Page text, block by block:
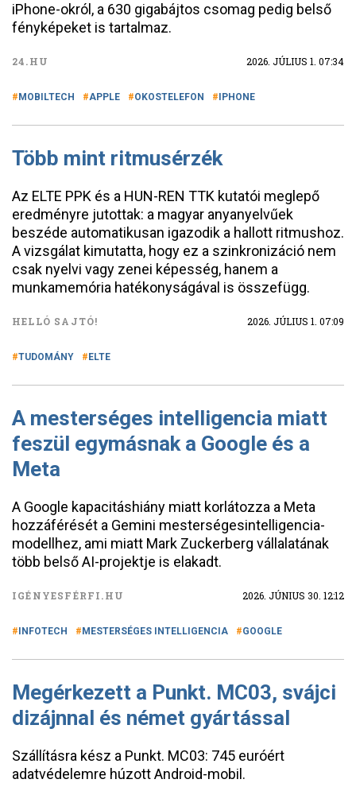
iPhone-okról, a 630 gigabájtos csomag pedig belső
fényképeket is tartalmaz.
24.HU 2026. JÚLIUS 1. 07:34
MOBILTECH APPLE OKOSTELEFON IPHONE
Több mint ritmusérzék
Az ELTE PPK és a HUN-REN TTK kutatói meglepő
eredményre jutottak: a magyar anyanyelvűek
beszéde automatikusan igazodik a hallott ritmushoz.
A vizsgálat kimutatta, hogy ez a szinkronizáció nem
csak nyelvi vagy zenei képesség, hanem a
munkamemória hatékonyságával is összefügg.
HELLÓ SAJTÓ! 2026. JÚLIUS 1. 07:09
TUDOMÁNY ELTE
A mesterséges intelligencia miatt
feszül egymásnak a Google és a
Meta
A Google kapacitáshiány miatt korlátozza a Meta
hozzáférését a Gemini mesterségesintelligencia-
modellhez, ami miatt Mark Zuckerberg vállalatának
több belső AI-projektje is elakadt.
IGÉNYESFÉRFI.HU 2026. JÚNIUS 30. 12:12
INFOTECH MESTERSÉGES INTELLIGENCIA GOOGLE
Megérkezett a Punkt. MC03, svájci
dizájnnal és német gyártással
Szállításra kész a Punkt. MC03: 745 euróért
adatvédelemre húzott Android-mobil.